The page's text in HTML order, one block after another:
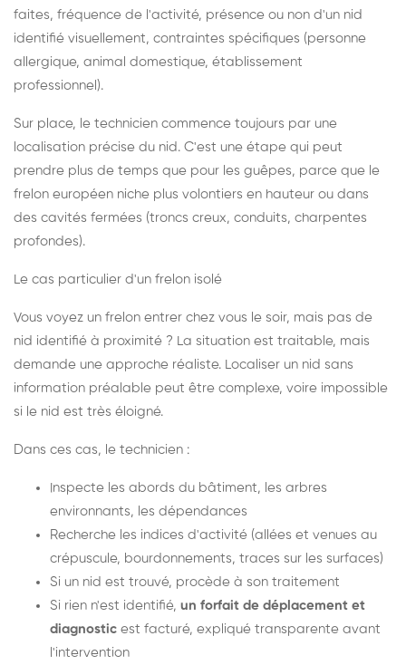
faites, fréquence de l'activité, présence ou non d'un nid
identifié visuellement, contraintes spécifiques (personne
allergique, animal domestique, établissement
professionnel).
Sur place, le technicien commence toujours par une
localisation précise du nid. C'est une étape qui peut
prendre plus de temps que pour les guêpes, parce que le
frelon européen niche plus volontiers en hauteur ou dans
des cavités fermées (troncs creux, conduits, charpentes
profondes).
Le cas particulier d'un frelon isolé
Vous voyez un frelon entrer chez vous le soir, mais pas de
nid identifié à proximité ? La situation est traitable, mais
demande une approche réaliste. Localiser un nid sans
information préalable peut être complexe, voire impossible
si le nid est très éloigné.
Dans ces cas, le technicien :
Inspecte les abords du bâtiment, les arbres
environnants, les dépendances
Recherche les indices d'activité (allées et venues au
crépuscule, bourdonnements, traces sur les surfaces)
Si un nid est trouvé, procède à son traitement
Si rien n'est identifié, un forfait de déplacement et
diagnostic est facturé, expliqué transparente avant
l'intervention